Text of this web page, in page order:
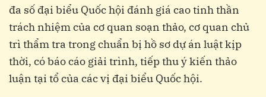
đa số đại biểu Quốc hội đánh giá cao tinh thần
trách nhiệm của cơ quan soạn thảo, cơ quan chủ
trì thẩm tra trong chuẩn bị hồ sơ dự án luật kịp
thời, có báo cáo giải trình, tiếp thu ý kiến thảo
luận tại tổ của các vị đại biểu Quốc hội.